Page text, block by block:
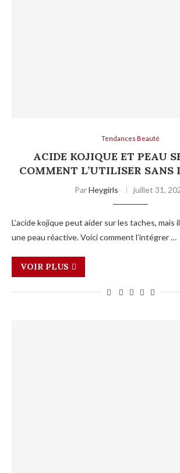
Tendances Beauté
ACIDE KOJIQUE ET PEAU
COMMENT L’UTILISER SANS
ParHeygirls juillet 31,
L’acide kojique peut aider sur les taches,
une peau réactive. Voici comment l’intégrer …
VOIR PLUS